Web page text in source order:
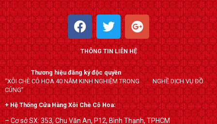
F
a
c
e
b
o
o
k
T
w
i
t
t
e
r
G
o
o
g
l
e
-
p
l
THÔNG TIN LIÊN HỆ
Thương hiệu đăng ký độc quyền
“XÔI CHÈ CÔ HOA 40 NĂM KINH NGHIỆM TRONG NGHỀ DỊCH VỤ ĐỒ
CÚNG”
+ Hệ Thống Cửa Hàng Xôi Chè Cô Hoa:
– Cơ sở SX: 353, Chu Văn An, P12, Bình Thạnh, TPHCM